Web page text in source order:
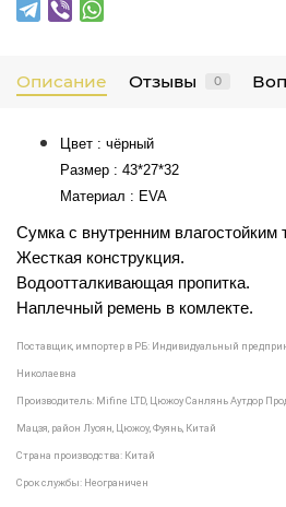
Описание Отзывы 0
Цвет : чёрный
Размер : 43*27*32
Материал : EVA
Сумка с внутренним влагостойким
Жесткая конструкция.
Водоотталкивающая пропитка.
Наплечный ремень в комлекте.
Поставщик, импортер в РБ: Индивидуальный
Николаевна
Производитель: Mifine LTD, Цюжоу Санлянь Аутдор
Мацзя, район Луоян, Цюжоу, Фуянь, Китай
Страна производства: Китай
Срок службы: Неограничен